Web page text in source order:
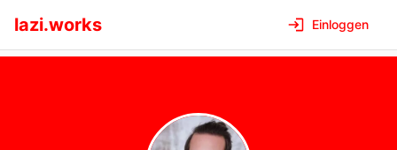
lazi.works Einloggen